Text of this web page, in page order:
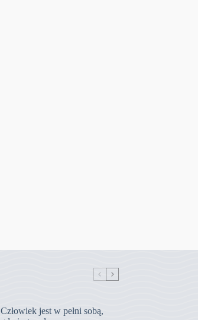
Człowiek jest w pełni sobą,